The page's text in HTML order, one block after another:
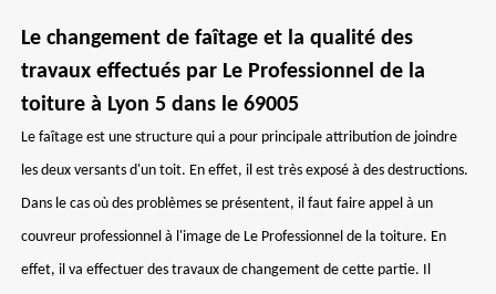
Le changement de faîtage et la qualité des
travaux effectués par Le Professionnel de la
toiture à Lyon 5 dans le 69005
Le faîtage est une structure qui a pour principale attribution de joindre
les deux versants d'un toit. En effet, il est très exposé à des destructions.
Dans le cas où des problèmes se présentent, il faut faire appel à un
couvreur professionnel à l'image de Le Professionnel de la toiture. En
effet, il va effectuer des travaux de changement de cette partie. Il